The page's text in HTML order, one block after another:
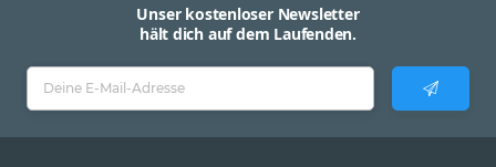
Unser kostenloser Newsletter
hält dich auf dem Laufenden.